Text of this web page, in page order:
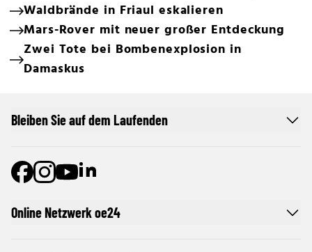
Waldbrände in Friaul eskalieren
Mars-Rover mit neuer großer Entdeckung
Zwei Tote bei Bombenexplosion in
Damaskus
Online Netzwerk oe24
Bleiben Sie auf dem Laufenden